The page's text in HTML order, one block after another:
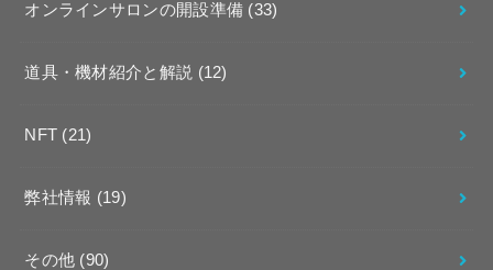
オンラインサロンの開設準備 (33)
道具・機材紹介と解説 (12)
NFT (21)
弊社情報 (19)
その他 (90)